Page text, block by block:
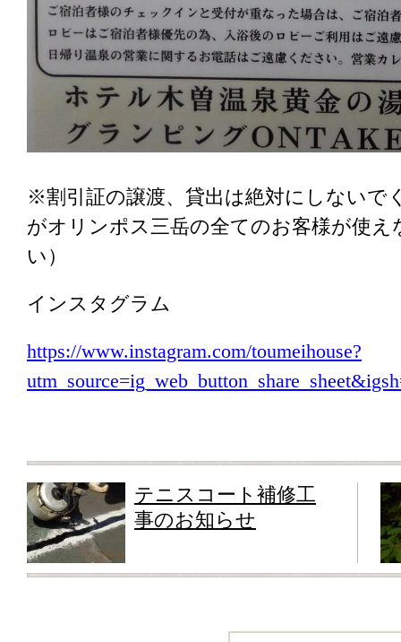
※割引証の譲渡、貸出は絶対にしないで
がオリンポス三岳の全てのお客様が使
い）
インスタグラム
https://www.instagram.com/toumeihouse?
テニスコート補修工
事のお知らせ